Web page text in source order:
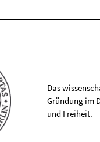
Das
Gründung im
und Freiheit.